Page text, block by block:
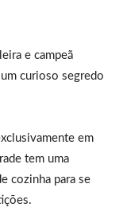
e campeã
curioso segredo
em
tem uma
cozinha para se